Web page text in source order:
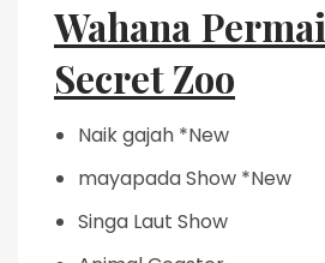
Wahana
Secret Zoo
Naik gajah *New
mayapada Show *New
Singa Laut Show